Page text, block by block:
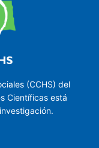
(CCHS) del
Científicas está